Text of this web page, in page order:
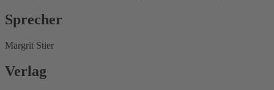
Sprecher
Margrit Stier
Verlag